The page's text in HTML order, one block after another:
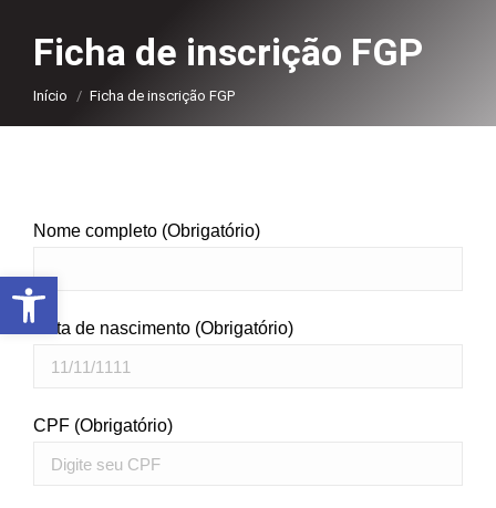
Ficha de inscrição FGP
Você está aqui:
Início Ficha de inscrição FGP
Nome completo (Obrigatório)
Data de nascimento (Obrigatório)
CPF (Obrigatório)
Abrir a barra de ferramentas